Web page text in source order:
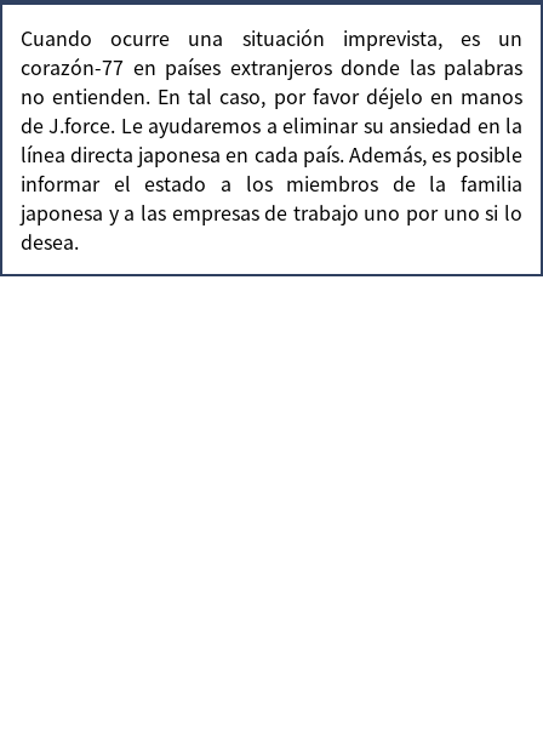
Cuando ocurre una situación imprevista, es un
corazón-77 en países extranjeros donde las palabras
no entienden. En tal caso, por favor déjelo en manos
de J.force. Le ayudaremos a eliminar su ansiedad en la
línea directa japonesa en cada país. Además, es posible
informar el estado a los miembros de la familia
japonesa y a las empresas de trabajo uno por uno si lo
desea.